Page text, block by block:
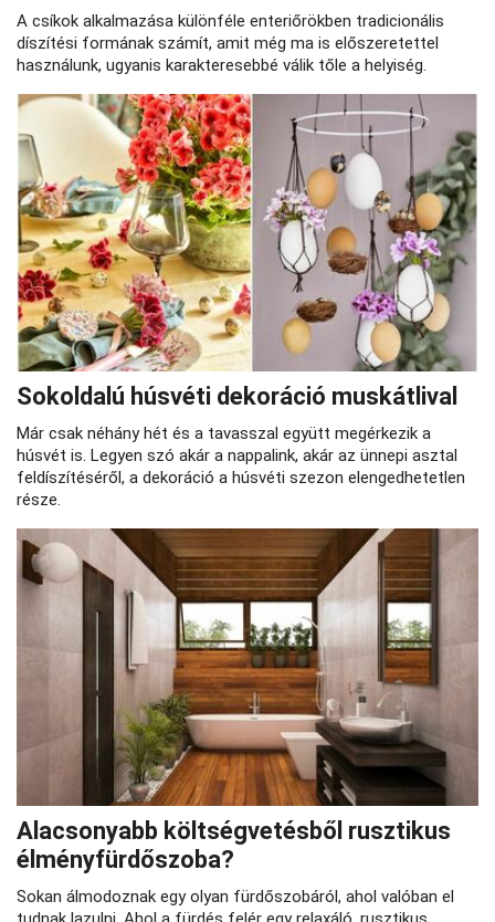
A csíkok alkalmazása különféle enteriőrökben tradicionális
díszítési formának számít, amit még ma is előszeretettel
használunk, ugyanis karakteresebbé válik tőle a helyiség.
Sokoldalú húsvéti dekoráció muskátlival
Már csak néhány hét és a tavasszal együtt megérkezik a
húsvét is. Legyen szó akár a nappalink, akár az ünnepi asztal
feldíszítéséről, a dekoráció a húsvéti szezon elengedhetetlen
része.
Alacsonyabb költségvetésből rusztikus
élményfürdőszoba?
Sokan álmodoznak egy olyan fürdőszobáról, ahol valóban el